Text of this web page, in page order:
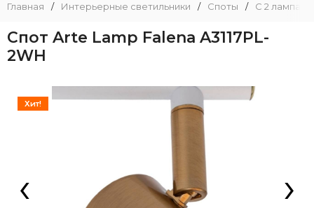
Главная / Интерьерные светильники / Споты / С 2 лампами
Спот Arte Lamp Falena A3117PL-
2WH
Хит!
‹ ›